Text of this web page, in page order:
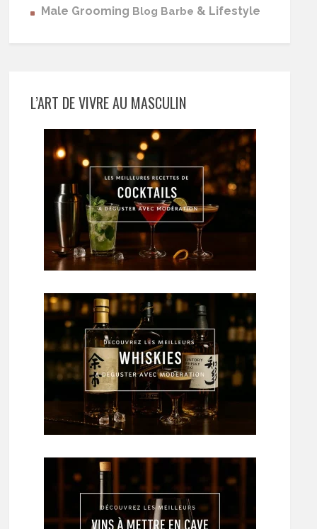
Male Grooming Blog Barbe & Lifestyle
L’ART DE VIVRE AU MASCULIN